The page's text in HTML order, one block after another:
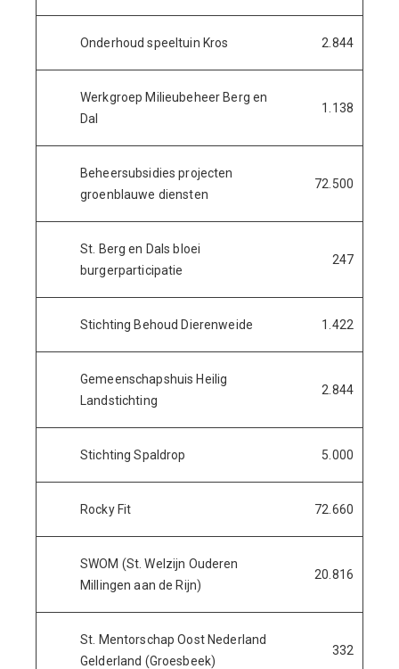
Onderhoud speeltuin Kros 2.844
Werkgroep Milieubeheer Berg en
Dal
1.138
Beheersubsidies projecten
groenblauwe diensten
72.500
St. Berg en Dals bloei
burgerparticipatie
247
Stichting Behoud Dierenweide 1.422
Gemeenschapshuis Heilig
Landstichting
2.844
Stichting Spaldrop 5.000
Rocky Fit 72.660
SWOM (St. Welzijn Ouderen
Millingen aan de Rijn)
20.816
St. Mentorschap Oost Nederland
Gelderland (Groesbeek)
332